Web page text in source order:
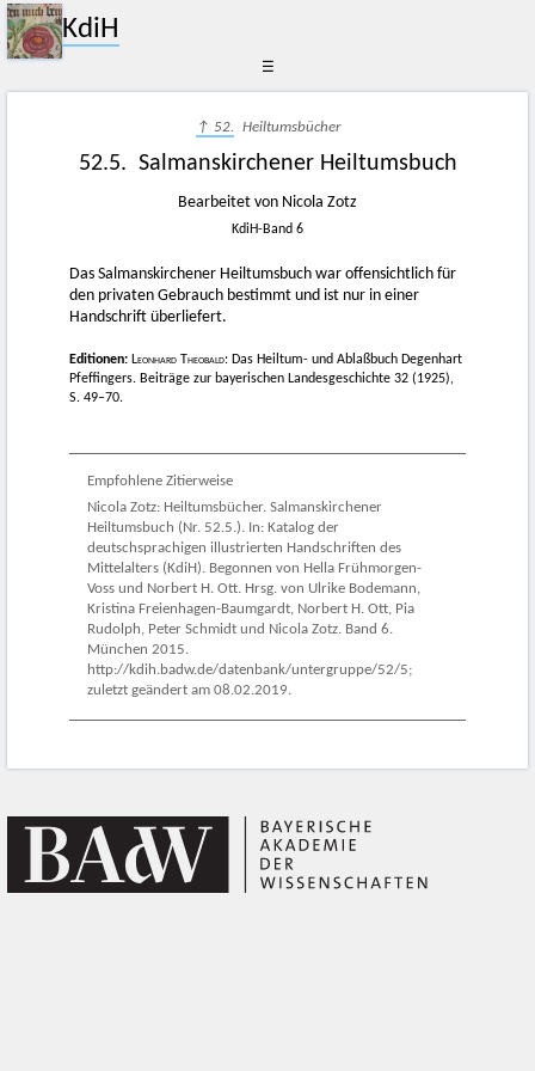
KdiH
☰
↑ 52. Heiltumsbücher
52.5. Salmanskirchener Heiltumsbuch
Bearbeitet von Nicola Zotz
KdiH-Band 6
Das Salmanskirchener Heiltumsbuch war offensichtlich für
den privaten Gebrauch bestimmt und ist nur in einer
Handschrift überliefert.
Editionen: Leonhard Theobald: Das Heiltum- und Ablaßbuch Degenhart
Pfeffingers. Beiträge zur bayerischen Landesgeschichte 32 (1925),
S. 49–70.
Empfohlene Zitierweise
Nicola Zotz: Heiltumsbücher. Salmanskirchener
Heiltumsbuch (Nr. 52.5.). In: Katalog der
deutschsprachigen illustrierten Handschriften des
Mittelalters (KdiH). Begonnen von Hella Frühmorgen-
Voss und Norbert H. Ott. Hrsg. von Ulrike Bodemann,
Kristina Freienhagen-Baumgardt, Norbert H. Ott, Pia
Rudolph, Peter Schmidt und Nicola Zotz. Band 6.
München 2015.
http://kdih.badw.de/datenbank/untergruppe/52/5;
zuletzt geändert am 08.02.2019.